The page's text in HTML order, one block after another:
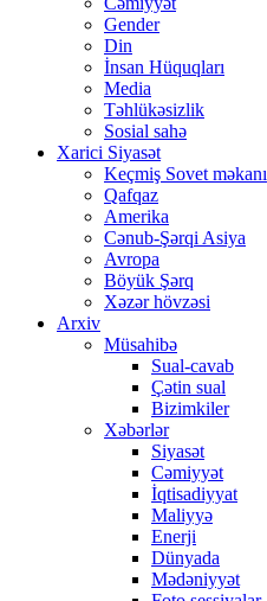
Gender
Din
İnsan Hüquqları
Media
Təhlükəsizlik
Sosial sahə
Xarici Siyasət
Keçmiş Sovet məkanı
Qafqaz
Amerika
Cənub-Şərqi Asiya
Avropa
Böyük Şərq
Xəzər hövzəsi
Arxiv
Müsahibə
Sual-cavab
Çətin sual
Bizimkiler
Xəbərlər
Siyasət
Cəmiyyət
İqtisadiyyat
Maliyyə
Enerji
Dünyada
Mədəniyyət